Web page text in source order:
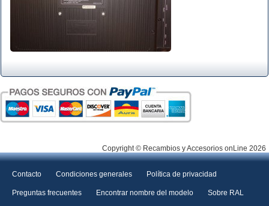
Copyright © Recambios y Accesorios onLine 2026
Contacto Condiciones generales Política de privacidad
Preguntas frecuentes Encontrar nombre del modelo Sobre RAL